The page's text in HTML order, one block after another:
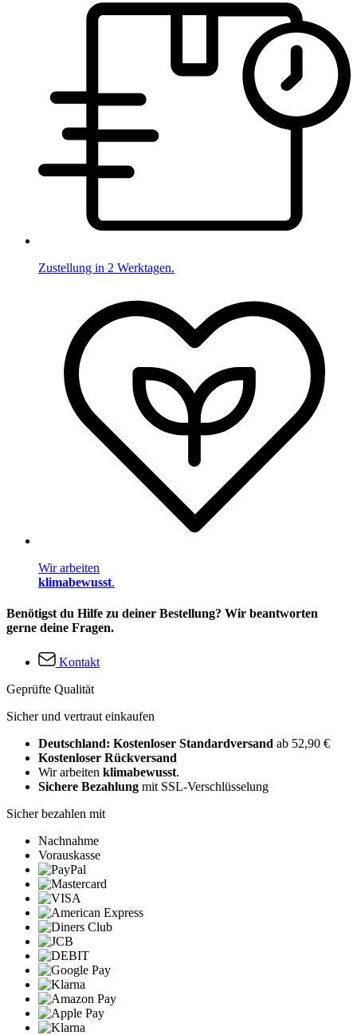
Zustellung in 2 Werktagen.
Wir arbeiten
klimabewusst.
Benötigst du Hilfe zu deiner Bestellung? Wir beantworten
gerne deine Fragen.
Kontakt
Geprüfte Qualität
Sicher und vertraut einkaufen
Deutschland: Kostenloser Standardversand ab 52,90 €
Kostenloser Rückversand
Wir arbeiten klimabewusst.
Sichere Bezahlung mit SSL-Verschlüsselung
Sicher bezahlen mit
Nachnahme
Vorauskasse